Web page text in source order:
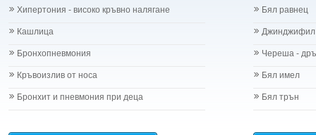
Хипертония - високо кръвно налягане
Кашлица
Бронхопневмония
Кръвоизлив от носа
Бронхит и пневмония при деца
Бял равнец
Джинджифил
Череша -
Бял имел
Бял трън